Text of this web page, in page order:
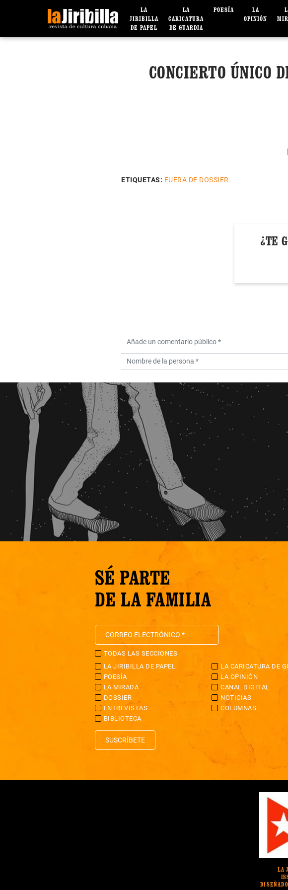
LA
JIRIBILLA
DE PAPEL
LA
CARICATURA
DE GUARDIA
POESÍA
LA
OPINIÓN
CONCIERTO ÚNICO
ETIQUETAS: FUERA DE DOSSIER
¿TE
SÉ PARTE
DE LA FAMILIA
TODAS LAS SECCIONES
LA JIRIBILLA DE PAPEL
LA CARICATURA DE
POESÍA
LA OPINIÓN
LA MIRADA
CANAL DIGITAL
DOSSIER
NOTICIAS
ENTREVISTAS
COLUMNAS
BIBLIOTECA
SUSCRÍBETE
LA